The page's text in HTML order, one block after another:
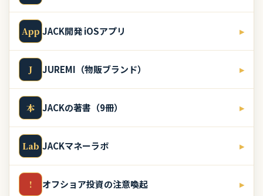
App JACK開発 iOSアプリ ▸
J JUREMI（物販ブランド） ▸
本 JACKの著書（9冊） ▸
Lab JACKマネーラボ ▸
! オフショア投資の注意喚起 ▸